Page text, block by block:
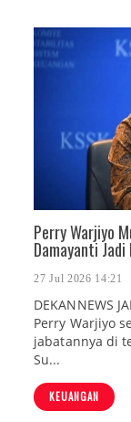
Perry Warjiyo
Damayanti
27 Jul 2026 14:21
DEKANNEWS
Perry Warjiyo
jabatannya di
Su...
KEUANGAN